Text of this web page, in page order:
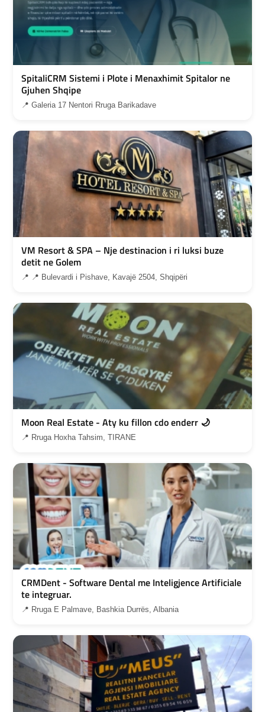
SpitaliCRM Sistemi i Plote i Menaxhimit Spitalor ne
Gjuhen Shqipe
📍 Galeria 17 Nentori Rruga Barikadave
VM Resort & SPA – Nje destinacion i ri luksi buze
detit ne Golem
📍 📍 Bulevardi i Pishave, Kavajë 2504, Shqipëri
Moon Real Estate - Aty ku fillon cdo enderr 🌙
📍 Rruga Hoxha Tahsim, TIRANE
CRMDent - Software Dental me Inteligjence Artificiale
te integruar.
📍 Rruga E Palmave, Bashkia Durrës, Albania